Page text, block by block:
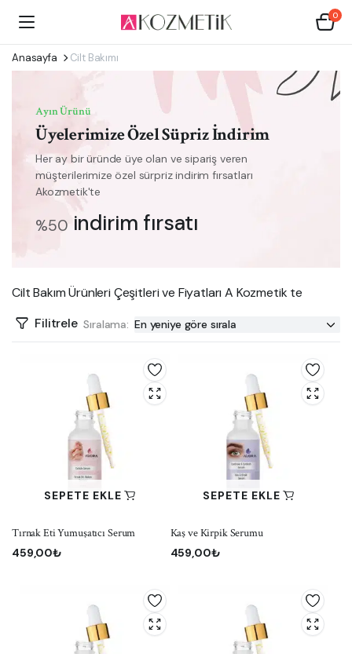
0
Anasayfa Cilt Bakımı
Ayın Ürünü
Üyelerimize Özel Süpriz İndirim
Her ay bir üründe üye olan ve sipariş veren
müşterilerimize özel sürpriz indirim fırsatları
Akozmetik'te
%50 indirim fırsatı
Cilt Bakım Ürünleri Çeşitleri ve Fiyatları A Kozmetik te
Filitrele Sıralama:
SEPETE EKLE
Tırnak Eti Yumuşatıcı Serum
459,00₺
SEPETE EKLE
Kaş ve Kirpik Serumu
459,00₺